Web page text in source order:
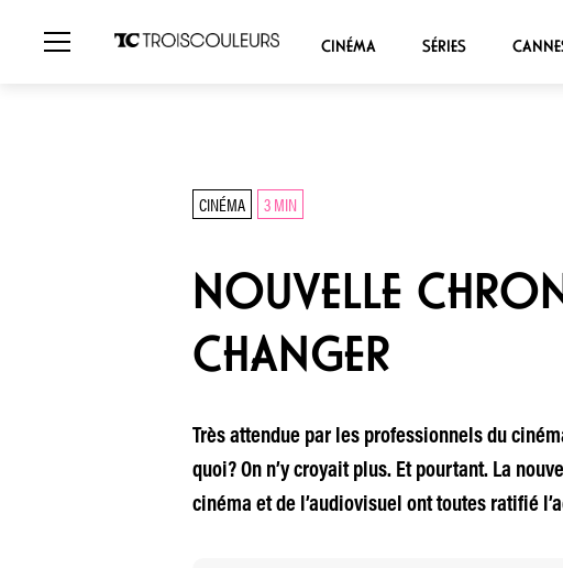
CINÉMA SÉRIES
CINÉMA 3 MIN
NOUVELLE
CHANGER
Très attendue par les professionnels du
quoi? On n’y croyait plus. Et pourtant. La
cinéma et de l’audiovisuel ont toutes ratifié